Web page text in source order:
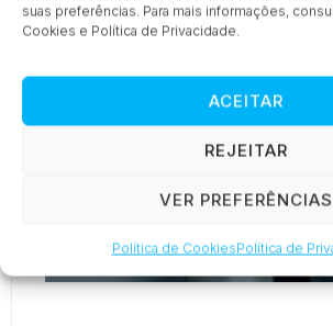
suas preferências. Para mais informações,
Cookies e Política de Privacidade.
ACEITAR
REJEITAR
VER PREFERÊNCIAS
Política de CookiesPolítica de